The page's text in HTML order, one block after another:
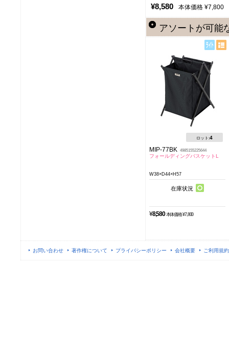
¥8,580 本体価格 ¥7,800
アソートが可能
ロット:4
MIP-77BK 4985155225644
フォールディングバスケットL
W38×D44×H57
在庫状況
¥8,580 本体価格 ¥7,800
お問い合わせ 著作権について プライバシーポリシー 会社概要 ご利用規約